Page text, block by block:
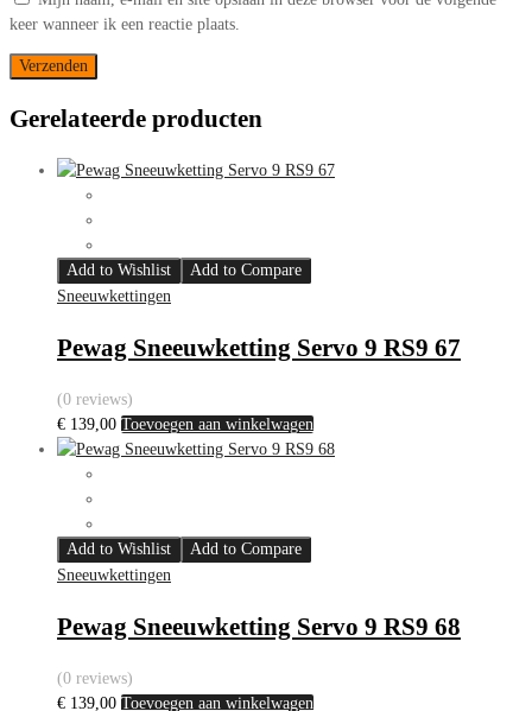
keer wanneer ik een reactie plaats.
Gerelateerde producten
Add to Wishlist
Add to Compare
Sneeuwkettingen
Pewag Sneeuwketting Servo 9 RS9 67
(0 reviews)
€ 139,00 Toevoegen aan winkelwagen
Add to Wishlist
Add to Compare
Sneeuwkettingen
Pewag Sneeuwketting Servo 9 RS9 68
(0 reviews)
€ 139,00 Toevoegen aan winkelwagen